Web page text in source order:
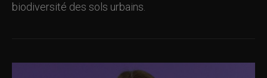
biodiversité des sols urbains.